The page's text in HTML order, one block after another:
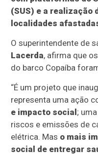
(SUS) e a realização
localidades
O superintendente de
Lacerda, afirma que
do barco Copaíba
“É um projeto que
representa uma ação
e impacto social ;
riscos e emissões de
elétrica. Mas o mais
social de entregar